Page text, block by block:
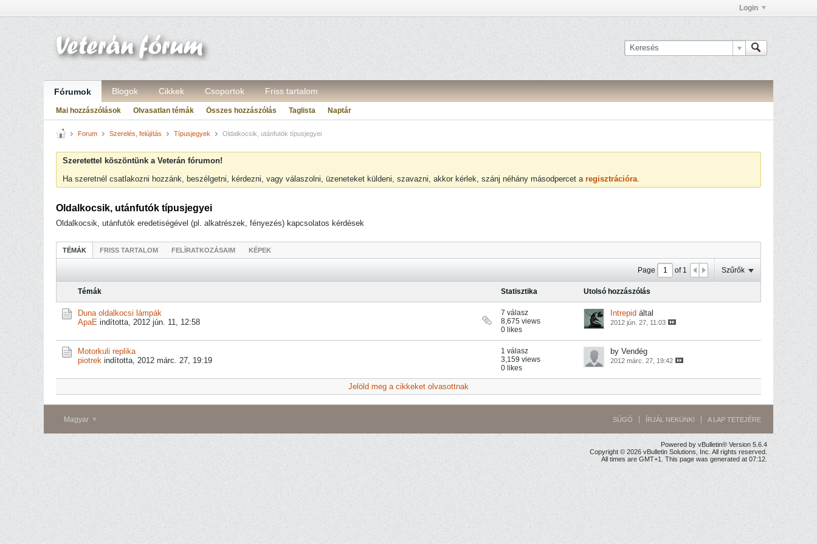
Login
Fórumok Blogok Cikkek Csoportok Friss tartalom
Mai hozzászólások Olvasatlan témák Összes hozzászólás Taglista Naptár
Forum Szerelés, felújítás Típusjegyek Oldalkocsik, utánfutók típusjegyei
Szeretettel köszöntünk a Veterán fórumon!
Ha szeretnél csatlakozni hozzánk, beszélgetni, kérdezni, vagy válaszolni, üzeneteket küldeni, szavazni, akkor kérlek, szánj néhány másodpercet a regisztrációra.
Oldalkocsik, utánfutók típusjegyei
Oldalkocsik, utánfutók eredetiségével (pl. alkatrészek, fényezés) kapcsolatos kérdések
TÉMÁK FRISS TARTALOM FELÍRATKOZÁSAIM KÉPEK
Page of 1 Szűrők
Témák Statisztika Utolsó hozzászólás
Duna oldalkocsi lámpák
ApaE indította, 2012 jún. 11, 12:58
7 válasz
8,675 views
0 likes
Intrepid által
2012 jún. 27, 11:03
Motorkuli replika
piotrek indította, 2012 márc. 27, 19:19
1 válasz
3,159 views
0 likes
by Vendég
2012 márc. 27, 19:42
Jelöld meg a cikkeket olvasottnak
Magyar SÚGÓ ÍRJÁL NEKÜNK! A LAP TETEJÉRE
Powered by vBulletin® Version 5.6.4
Copyright © 2026 vBulletin Solutions, Inc. All rights reserved.
All times are GMT+1. This page was generated at 07:12.